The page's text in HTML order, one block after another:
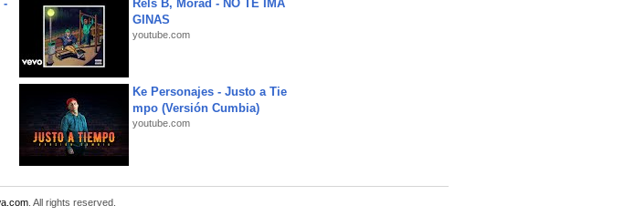
-
Rels B, Morad - NO TE IMA
GINAS
youtube.com
Ke Personajes - Justo a Tie
mpo (Versión Cumbia)
youtube.com
. All rights reserved.